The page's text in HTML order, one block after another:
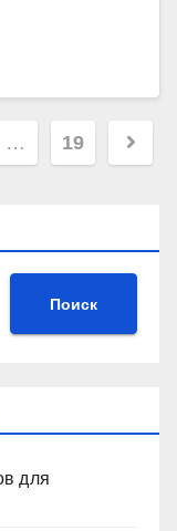
… 19
Поиск
для